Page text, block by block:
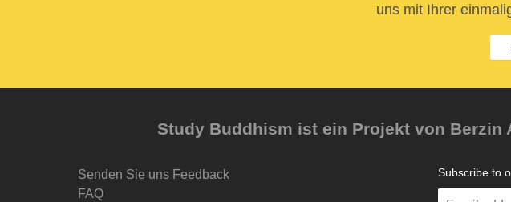
uns mit Ihrer
Study Buddhism ist ein Projekt von Berzin
Senden Sie uns Feedback
FAQ
Subscribe to
Enter